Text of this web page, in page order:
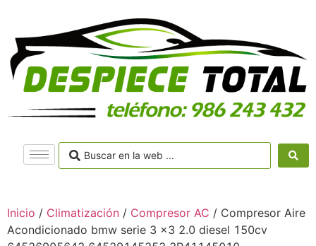
Inicio / Climatización / Compresor AC / Compresor Aire
Acondicionado bmw serie 3 x3 2.0 diesel 150cv